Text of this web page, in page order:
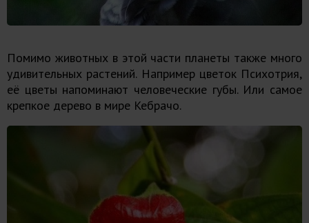
Помимо животных в этой части планеты также много
удивительных растений. Например цветок Психотрия,
её цветы напоминают человеческие губы. Или самое
крепкое дерево в мире Кебрачо.